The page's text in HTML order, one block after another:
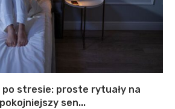
po stresie: proste rytuały na
sen...